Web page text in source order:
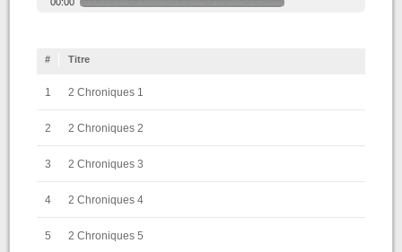
# Titre
1 2 Chroniques 1
2 2 Chroniques 2
3 2 Chroniques 3
4 2 Chroniques 4
5 2 Chroniques 5